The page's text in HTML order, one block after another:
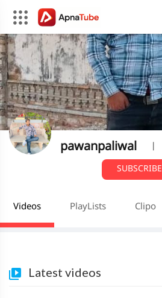
pawanpaliwal
SUBSCRIBE
Videos PlayLists Clipo
Latest videos